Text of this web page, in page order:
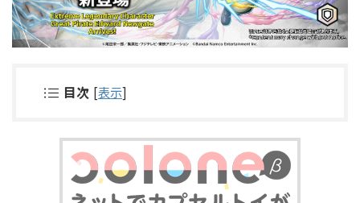
目次 [表示]